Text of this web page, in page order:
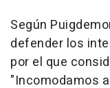
Según
defender los
por el que
"Incomodamos